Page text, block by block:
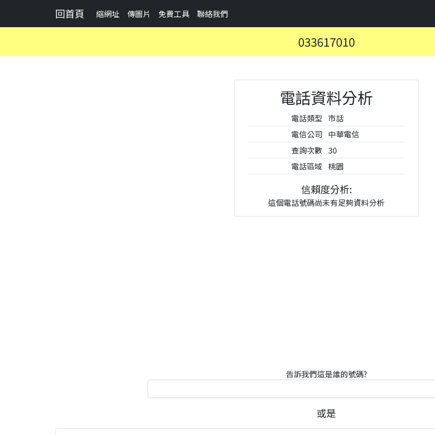
回首頁 縮網址 傳圖片 免費工具 聯絡我們
033617010
電話資料分析
電話類型 市話
電信公司 中華電信
查詢次數 30
電話區域 桃園
信賴度分析:
這個電話號碼尚未有足夠資料分析
告訴我們這是誰的號碼?
或是